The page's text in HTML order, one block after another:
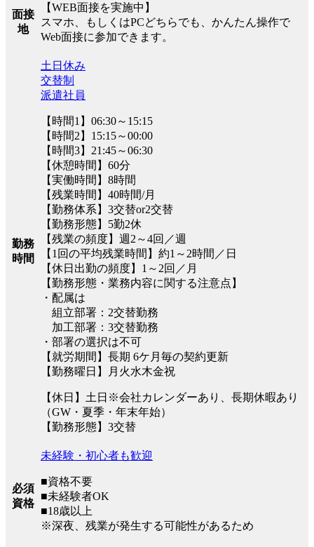
面接
地
【WEB面接を実施中】
スマホ、もしくはPCどちらでも、かんたん操作で
Web面接に参加できます。
勤務
時間
土日休み
交替制
派遣社員
【時間1】06:30～15:15
【時間2】15:15～00:00
【時間3】21:45～06:30
【休憩時間】60分
【実働時間】8時間
【残業時間】40時間/月
【勤務体系】3交替or2交替
【勤務形態】5勤2休
【残業の頻度】週2～4回／週
【1回の平均残業時間】約1～2時間／日
【休日出勤の頻度】1～2回／月
【勤務形態・業務内容に関する注意点】
・配属は
組立部署：2交替勤務
加工部署：3交替勤務
・部署の選択は不可
【就労期間】長期 6ケ月毎の契約更新
【勤務曜日】月火水木金祝
【休日】土日※会社カレンダーあり、長期休暇あり
（GW・夏季・年末年始）
【勤務形態】3交替
必須
資格
未経験・初心者も歓迎
■資格不要
■未経験者OK
■18歳以上
※深夜、残業が発生する可能性があるため